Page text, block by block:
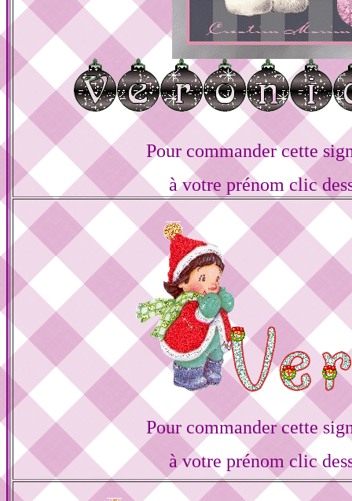
Pour commander cette
à votre prénom clic
Pour commander cette
à votre prénom clic